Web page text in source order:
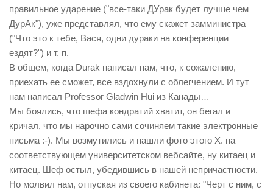
правильное ударение ("все-таки ДУрак будет лучше чем
ДурАк"), уже представлял, что ему скажет замминистра
("Что это к тебе, Вася, одни дураки на конференции
ездят?") и т. п.
В общем, когда Durak написал нам, что, к сожалению,
приехать ее сможет, все вздохнули с облегчением. И тут
нам написал Professor Gladwin Hui из Канады…
Мы боялись, что шефа кондратий хватит, он бегал и
кричал, что мы нарочно сами сочиняем такие электронные
письма :-). Мы возмутились и нашли фото этого X. на
соответствующем университетском вебсайте, ну китаец и
китаец. Шеф остыл, убедившись в нашей непричастности.
Но молвил нам, отпуская из своего кабинета: "Черт с ним, с